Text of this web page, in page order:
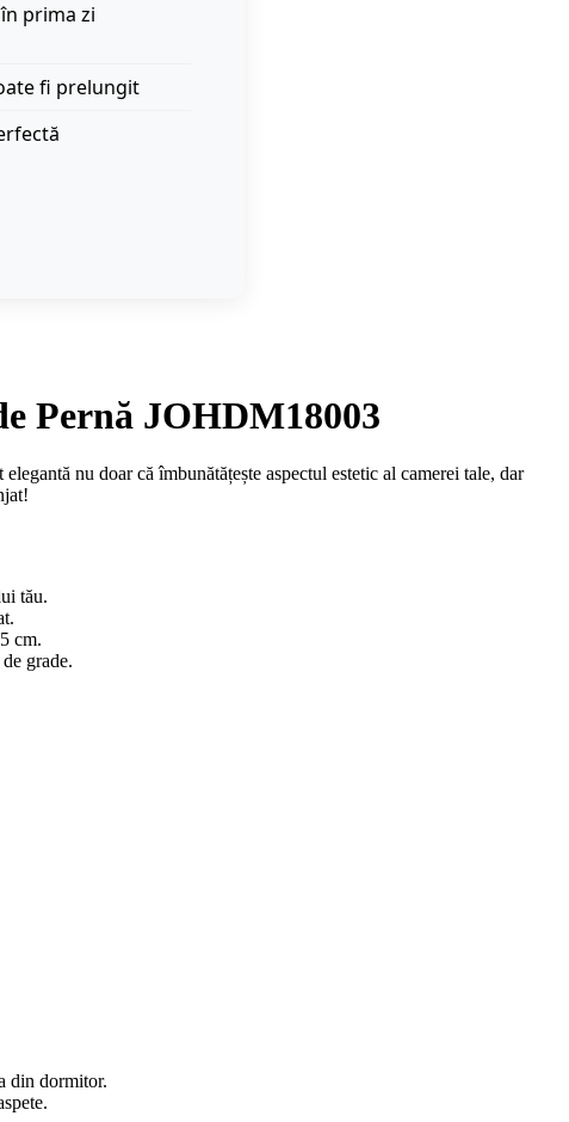
prima zi
fi prelungit
Pernă JOHDM18003
nu doar că îmbunătățește aspectul estetic al camerei tale, dar
tău.
cm.
grade.
din dormitor.